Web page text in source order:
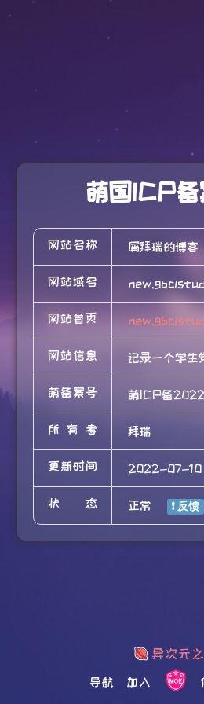
萌国ICP备
网站名称 屑拜瑞的博客
网站域名
网站首页
网站信息 记录一个学生
萌备案号 萌ICP备
所有者 拜瑞
更新时间 2022-07-10
状态 正常
导航 加入